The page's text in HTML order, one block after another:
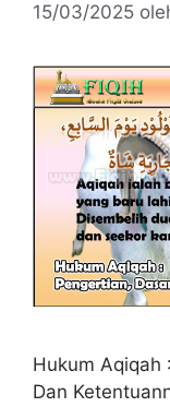
15/03/2025
Hukum Aqiqah
Dan